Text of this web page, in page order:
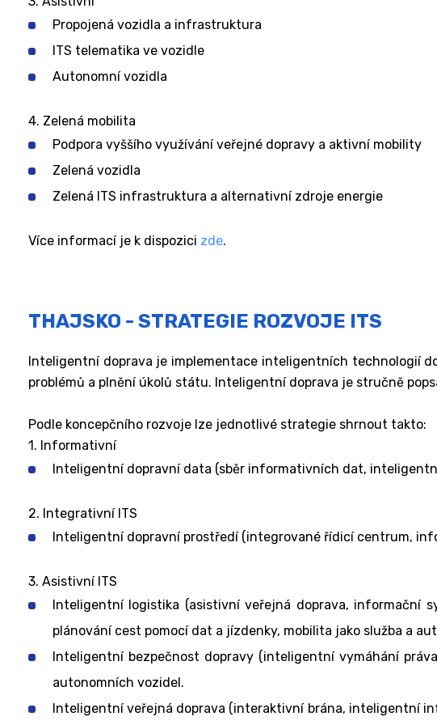
Propojená vozidla a infrastruktura
ITS telematika ve vozidle
Autonomní vozidla
4. Zelená mobilita
Podpora vyššího využívání veřejné dopravy a aktivní mobility
Zelená vozidla
Zelená ITS infrastruktura a alternativní zdroje energie
Více informací je k dispozici zde.
THAJSKO - STRATEGIE ROZVOJE ITS
Inteligentní doprava je implementace inteligentních technologií
problémů a plnění úkolů státu. Inteligentní doprava je stručně
Podle koncepčního rozvoje lze jednotlivé strategie shrnout takto:
1. Informativní
Inteligentní dopravní data (sběr informativních dat,
2. Integrativní ITS
Inteligentní dopravní prostředí (integrované řídicí centrum,
3. Asistivní ITS
Inteligentní logistika (asistivní veřejná doprava, informační
plánování cest pomocí dat a jízdenky, mobilita jako služba a
Inteligentní bezpečnost dopravy (inteligentní vymáhání
autonomních vozidel.
Inteligentní veřejná doprava (interaktivní brána, inteligentní